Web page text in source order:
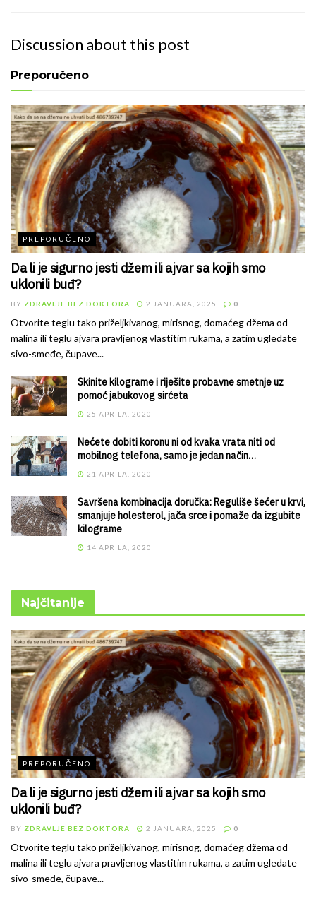
Discussion about this post
Preporučeno
PREPORUČENO
Da li je sigurno jesti džem ili ajvar sa kojih smo
uklonili buđ?
BY ZDRAVLJE BEZ DOKTORA 2 JANUARA, 2025 0
Otvorite teglu tako priželjkivanog, mirisnog, domaćeg džema od
malina ili teglu ajvara pravljenog vlastitim rukama, a zatim ugledate
sivo-smeđe, čupave...
Skinite kilograme i riješite probavne smetnje uz
pomoć jabukovog sirćeta
25 APRILA, 2020
Nećete dobiti koronu ni od kvaka vrata niti od
mobilnog telefona, samo je jedan način…
21 APRILA, 2020
Savršena kombinacija doručka: Reguliše šećer u krvi,
smanjuje holesterol, jača srce i pomaže da izgubite
kilograme
14 APRILA, 2020
Najčitanije
PREPORUČENO
Da li je sigurno jesti džem ili ajvar sa kojih smo
uklonili buđ?
BY ZDRAVLJE BEZ DOKTORA 2 JANUARA, 2025 0
Otvorite teglu tako priželjkivanog, mirisnog, domaćeg džema od
malina ili teglu ajvara pravljenog vlastitim rukama, a zatim ugledate
sivo-smeđe, čupave...